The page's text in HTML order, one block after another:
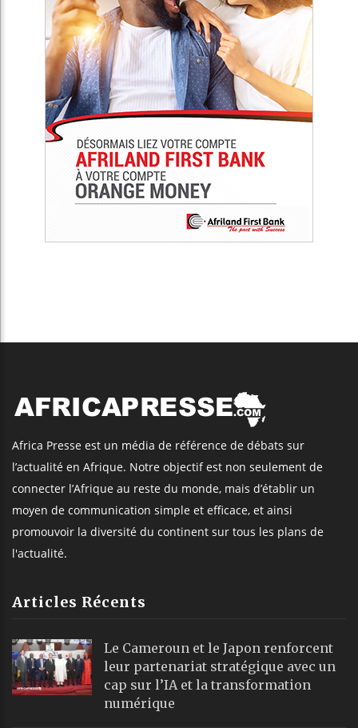
Africa Presse est un média de référence de débats sur
l’actualité en Afrique. Notre objectif est non seulement de
connecter l’Afrique au reste du monde, mais d’établir un
moyen de communication simple et efficace, et ainsi
promouvoir la diversité du continent sur tous les plans de
l'actualité.
Articles Récents
Le Cameroun et le Japon renforcent
leur partenariat stratégique avec un
cap sur l’IA et la transformation
numérique